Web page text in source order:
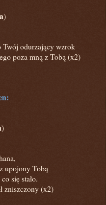
)
odurzający wzrok
poza mną z Tobą (x2)
)
upojony Tobą
się stało.
zniszczony (x2)